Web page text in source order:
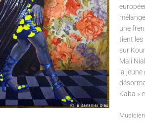
une
tient les
sur
Mali
la
Kaba »